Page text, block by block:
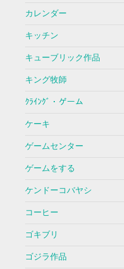
カレンダー
キッチン
キューブリック作品
キング牧師
ｸﾗｲﾝｸﾞ・ゲーム
ケーキ
ゲームセンター
ゲームをする
ケンドーコバヤシ
コーヒー
ゴキブリ
ゴジラ作品